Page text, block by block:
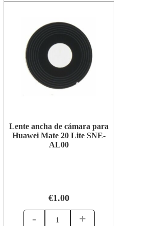
Lente ancha de cámara para
Huawei Mate 20 Lite SNE-
AL00
€1.00
- +